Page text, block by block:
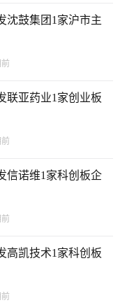
沈鼓集团1家沪市主
联亚药业1家创业板
信诺维1家科创板企
高凯技术1家科创板